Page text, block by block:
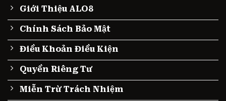
Giới Thiệu ALO8
Chính Sách Bảo Mật
Điều Khoản Điều Kiện
Quyền Riêng Tư
Miễn Trừ Trách Nhiệm